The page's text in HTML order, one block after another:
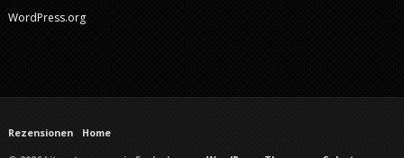
WordPress.org
Rezensionen Home